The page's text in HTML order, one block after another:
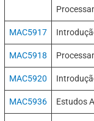
MAC5917
MAC5918
MAC5920
MAC5936 Estudos